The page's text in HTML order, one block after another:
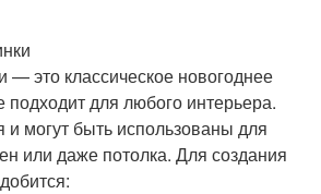
— это классическое новогоднее
подходит для любого интерьера.
и могут быть использованы для
или даже потолка. Для создания